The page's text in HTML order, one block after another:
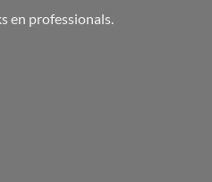
en professionals.